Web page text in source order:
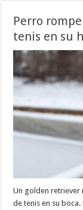
Perro
tenis en su
Un golden
de tenis en su